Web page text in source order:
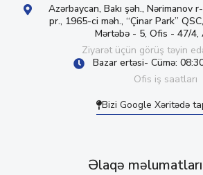
Azərbaycan, Bakı şəh., Nərimanov
pr., 1965-ci məh., “Çinar Park”
Mərtəbə - 5, Ofis - 47/4,
Ziyarət üçün görüş təyin
Bazar ertəsi- Cümə:
Ofis iş saatları
Bizi Google Xəritədə
Əlaqə